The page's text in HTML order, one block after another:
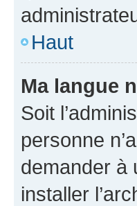
Haut
Ma langue
Soit
personne
demander à
installer